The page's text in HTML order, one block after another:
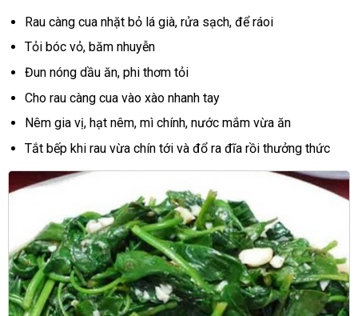
Rau càng cua nhặt bỏ lá già, rửa sạch, để ráoi
Tỏi bóc vỏ, băm nhuyễn
Đun nóng dầu ăn, phi thơm tỏi
Cho rau càng cua vào xào nhanh tay
Nêm gia vị, hạt nêm, mì chính, nước mắm vừa ăn
Tắt bếp khi rau vừa chín tới và đổ ra đĩa rồi thưởng thức